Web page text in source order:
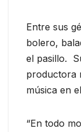
Entre sus
bolero,
el pasillo.
productora
música en
“En todo